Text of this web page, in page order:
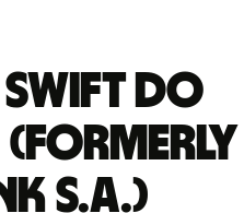
do
S.A.)